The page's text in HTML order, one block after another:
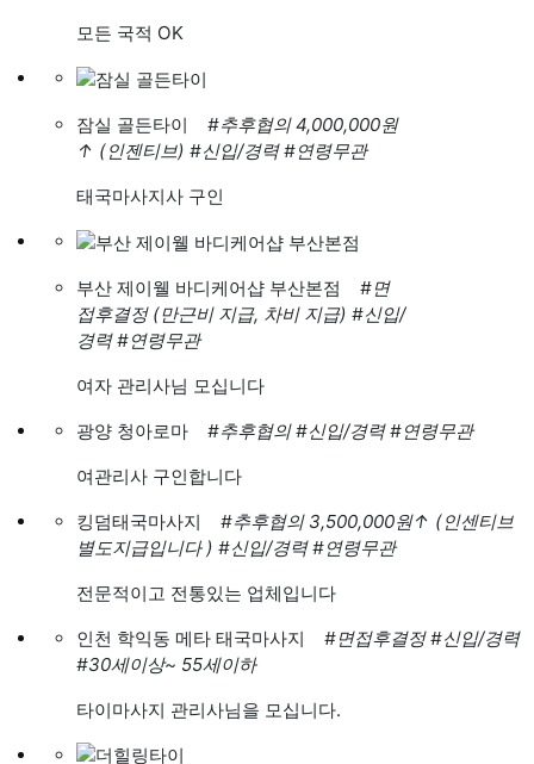
모든 국적 OK
잠실 골든타이
#추후협의 4,000,000원
↑ (인젠티브) #신입/경력 #연령무관
태국마사지사 구인
부산 제이웰 바디케어샵 부산본점
#면
접후결정 (만근비 지급, 차비 지급) #신입/
경력 #연령무관
여자 관리사님 모십니다
광양 청아로마
#추후협의 #신입/경력 #연령무관
여관리사 구인합니다
킹덤태국마사지
#추후협의 3,500,000원↑ (인센티브
별도지급입니다 ) #신입/경력 #연령무관
전문적이고 전통있는 업체입니다
인천 학익동 메타 태국마사지
#면접후결정 #신입/경력
#30세이상~ 55세이하
타이마사지 관리사님을 모십니다.